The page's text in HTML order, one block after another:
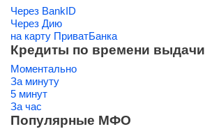
Через BankID
Через Дию
на карту ПриватБанка
Кредиты по времени выдачи
Моментально
За минуту
5 минут
За час
Популярные МФО